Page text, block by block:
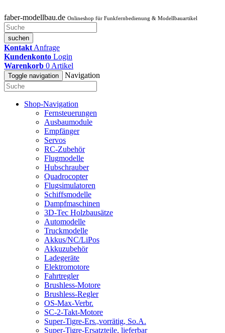
faber-modellbau.de Onlineshop für Funkfernbedienung & Modellbauartikel
suchen
Kontakt Anfrage
Kundenkonto Login
Warenkorb 0 Artikel
Toggle navigation Navigation
Shop-Navigation
Fernsteuerungen
Ausbaumodule
Empfänger
Servos
RC-Zubehör
Flugmodelle
Hubschrauber
Quadrocopter
Flugsimulatoren
Schiffsmodelle
Dampfmaschinen
3D-Tec Holzbausätze
Automodelle
Truckmodelle
Akkus/NC/LiPos
Akkuzubehör
Ladegeräte
Elektromotore
Fahrtregler
Brushless-Motore
Brushless-Regler
OS-Max-Verbr.
SC-2-Takt-Motore
Super-Tigre-Ers.,vorrätig, So.A.
Super-Tigre-Ersatzteile, lieferbar